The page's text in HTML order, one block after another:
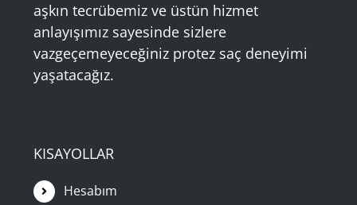
aşkın tecrübemiz ve üstün hizmet
anlayışımız sayesinde sizlere
vazgeçemeyeceğiniz protez saç deneyimi
yaşatacağız.
KISAYOLLAR
Hesabım